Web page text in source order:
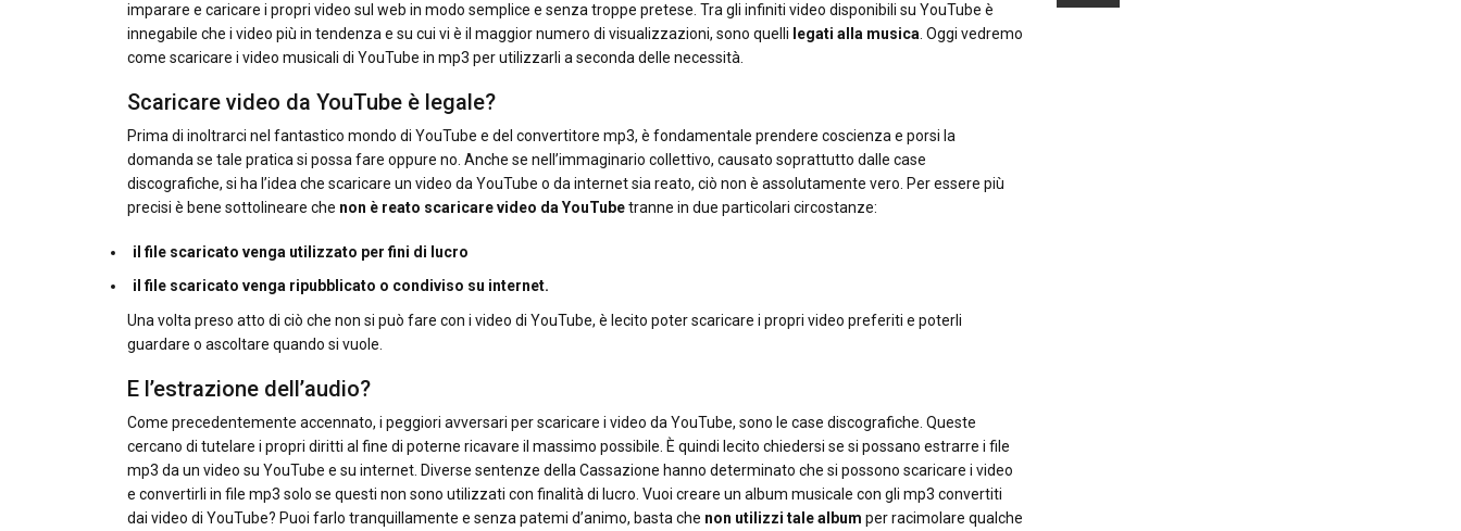
imparare e caricare i propri video sul web in modo semplice e senza troppe pretese. Tra gli infiniti video disponibili su YouTube è
innegabile che i video più in tendenza e su cui vi è il maggior numero di visualizzazioni, sono quelli legati alla musica . Oggi vedremo
come scaricare i video musicali di YouTube in mp3 per utilizzarli a seconda delle necessità.
Scaricare video da YouTube è legale?
Prima di inoltrarci nel fantastico mondo di YouTube e del convertitore mp3, è fondamentale prendere coscienza e porsi la
domanda se tale pratica si possa fare oppure no. Anche se nell’immaginario collettivo, causato soprattutto dalle case
discografiche, si ha l’idea che scaricare un video da YouTube o da internet sia reato, ciò non è assolutamente vero. Per essere più
precisi è bene sottolineare che non è reato scaricare video da YouTubetranne in due particolari circostanze:
il file scaricato venga utilizzato per fini di lucro
il file scaricato venga ripubblicato o condiviso su internet.
Una volta preso atto di ciò che non si può fare con i video di YouTube, è lecito poter scaricare i propri video preferiti e poterli
guardare o ascoltare quando si vuole.
E l’estrazione dell’audio?
Come precedentemente accennato, i peggiori avversari per scaricare i video da YouTube, sono le case discografiche. Queste
cercano di tutelare i propri diritti al fine di poterne ricavare il massimo possibile. È quindi lecito chiedersi se si possano estrarre i file
mp3 da un video su YouTube e su internet. Diverse sentenze della Cassazione hanno determinato che si possono scaricare i video
e convertirli in file mp3 solo se questi non sono utilizzati con finalità di lucro. Vuoi creare un album musicale con gli mp3 convertiti
dai video di YouTube? Puoi farlo tranquillamente e senza patemi d’animo, basta che non utilizzi tale album per racimolare qualche